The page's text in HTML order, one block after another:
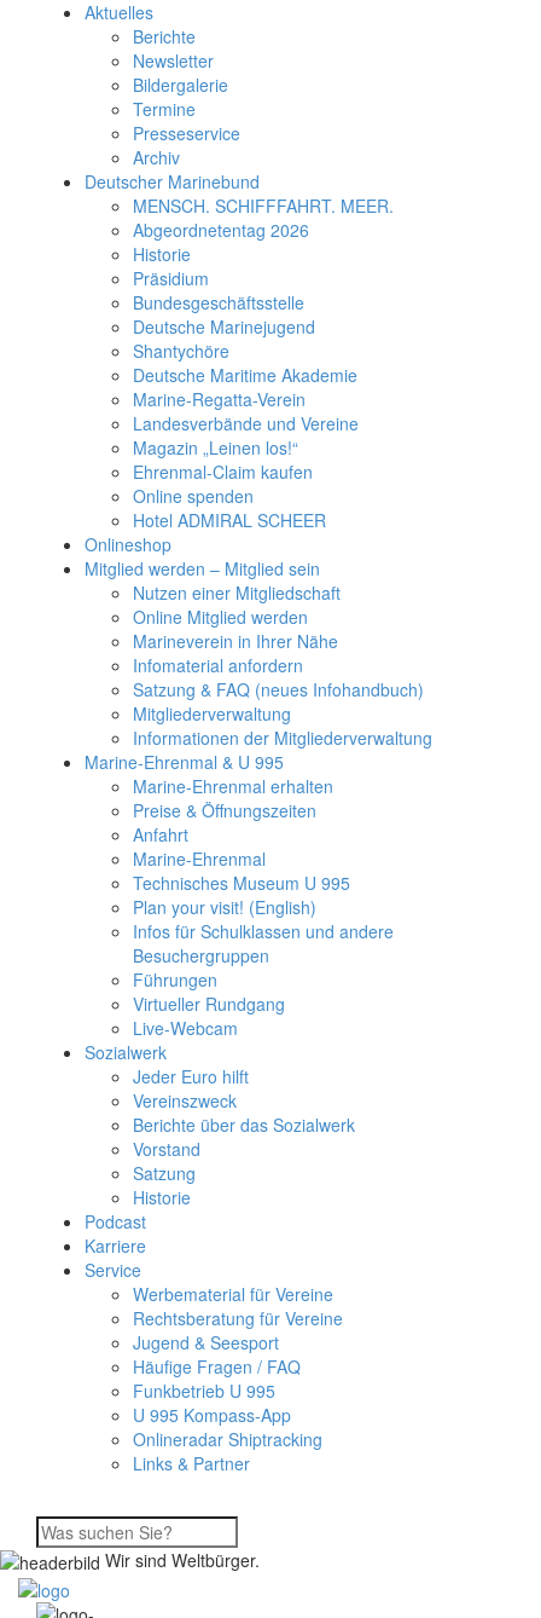
Aktuelles
Berichte
Newsletter
Bildergalerie
Termine
Presseservice
Archiv
Deutscher Marinebund
MENSCH. SCHIFFFAHRT. MEER.
Abgeordnetentag 2026
Historie
Präsidium
Bundesgeschäftsstelle
Deutsche Marinejugend
Shantychöre
Deutsche Maritime Akademie
Marine-Regatta-Verein
Landesverbände und Vereine
Magazin „Leinen los!“
Ehrenmal-Claim kaufen
Online spenden
Hotel ADMIRAL SCHEER
Onlineshop
Mitglied werden – Mitglied sein
Nutzen einer Mitgliedschaft
Online Mitglied werden
Marineverein in Ihrer Nähe
Infomaterial anfordern
Satzung & FAQ (neues Infohandbuch)
Mitgliederverwaltung
Informationen der Mitgliederverwaltung
Marine-Ehrenmal & U 995
Marine-Ehrenmal erhalten
Preise & Öffnungszeiten
Anfahrt
Marine-Ehrenmal
Technisches Museum U 995
Plan your visit! (English)
Infos für Schulklassen und andere
Besuchergruppen
Führungen
Virtueller Rundgang
Live-Webcam
Sozialwerk
Jeder Euro hilft
Vereinszweck
Berichte über das Sozialwerk
Vorstand
Satzung
Historie
Podcast
Karriere
Service
Werbematerial für Vereine
Rechtsberatung für Vereine
Jugend & Seesport
Häufige Fragen / FAQ
Funkbetrieb U 995
U 995 Kompass-App
Onlineradar Shiptracking
Links & Partner
Wir sind Weltbürger.